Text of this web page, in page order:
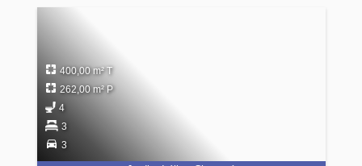
400,00 m² T
262,00 m² P
4
3
3